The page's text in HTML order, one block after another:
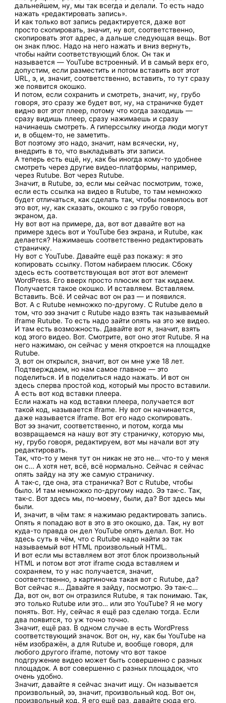
дальнейшем, ну, мы так всегда и делали. То есть надо
нажать «редактировать запись».
И как только вот запись редактируется, даже вот
просто скопировать, значит, ну вот, соответственно,
скопировать этот адрес, а дальше следующая вещь. Вот
он знак плюс. Надо на него нажать и вниз вернуть,
чтобы найти соответствующий блок. Он так и
называется — YouTube встроенный. И в самый верх его,
допустим, если разместить и потом вставить вот этот
URL, э, и, значит, соответственно, вставить, то тут сразу
же появится окошко.
И потом, если сохранить и смотреть, значит, ну, грубо
говоря, это сразу же будет вот, ну, на страничке будет
видно вот этот плеер, потому что когда заходишь —
сразу видишь плеер, сразу нажимаешь и сразу
начинаешь смотреть. А гиперссылку иногда люди могут
и, в общем-то, не заметить.
Вот поэтому это надо, значит, нам всячески, ну,
внедрить в то, что выкладывать эти записи.
А теперь есть ещё, ну, как бы иногда кому-то удобнее
смотреть через другие видео-платформы, например,
через Rutube. Вот через Rutube.
Значит, в Rutube, ээ, если мы сейчас посмотрим, тоже,
если есть ссылка на видео в Rutube, то там немножко
будет отличаться, как сделать так, чтобы появилось вот
это вот, ну, как сказать, окошко с ээ грубо говоря,
экраном, да.
Ну вот вот на примере, да, вот вот давайте вот на
примере здесь вот и YouTube без экрана, и Rutube, как
делается? Нажимаешь соответственно редактировать
страничку.
Ну вот с YouTube. Давайте ещё раз покажу: я это
копировать ссылку. Потом набираем плюсик. Сбоку
здесь есть соответствующая вот этот вот элемент
WordPress. Его вверх просто плюсик вот так кидаем.
Получается такое окошко. И вставляем. Вставляем.
Вставить. Всё. И сейчас вот он раз — и появился.
Вот. А с Rutube немножко по-другому. С Rutube дело в
том, что эээ значит с Rutube надо взять так называемый
iframe Rutube. То есть надо зайти опять на это же видео.
И там есть возможность. Давайте вот я, значит, взять
код этого видео. Вот. Смотрите, вот оно этот Rutube. Я на
него нажимаю, он сейчас у меня откроется на площадке
Rutube.
Э, вот он открылся, значит, вот он мне уже 18 лет.
Подтверждаем, но нам самое главное — это
поделиться. И в поделиться надо нажать. И вот он
здесь сперва простой код, который мы просто вставили.
А есть вот код вставки плеера.
Если нажать на код вставки плеера, получается вот
такой код, называется iframe. Ну вот он начинается,
даже называется iframe. Вот его надо скопировать.
Вот ээ значит, соответственно, и потом, когда мы
возвращаемся на нашу вот эту страничку, которую мы,
ну, грубо говоря, редактируем, вот мы начали вот эту
редактировать.
Так, что-то у меня тут он никак не это не… что-то у меня
он с… А хотя нет, всё, всё нормально. Сейчас я сейчас
опять зайду на эту же самую страничку.
А так-с, где она, эта страничка? Вот с Rutube, чтобы
было. И там немножко по-другому надо. Ээ так-с. Так,
так-с. Вот здесь мы, по-моему, были, да? Вот здесь мы
были.
И, значит, в чём там: я нажимаю редактировать запись.
Опять я попадаю вот в это в это окошко, да. Так, ну вот
куда-то правда он дел YouTube опять делал. Вот. Но
здесь суть в чём, что с Rutube надо найти ээ так
называемый вот HTML произвольный HTML.
И вот если мы вставляем вот этот блок произвольный
HTML и потом вот этот iframe сюда вставляем и
сохраняем, то у нас получается, значит,
соответственно, э картиночка такая вот с Rutube, да?
Вот сейчас я… Давайте я зайду, посмотрю. Ээ так-с…
Да, вот он, вот он отразился Rutube, я так понимаю. Так,
это только Rutube или это… или это YouTube? Я не могу
понять. Вот. Ну, сейчас я ещё раз сделаю тогда. Если
два появится, то уж точно точно.
Значит, ещё раз. В одном случае в есть WordPress
соответствующий значок. Вот он, ну, как бы YouTube на
нём изображён, а для Rutube и, вообще говоря, для
любого другого iframe, потому что вот такое
подгружение видео может быть совершенно с разных
площадок. А вот совершенно с разных площадок, что
очень удобно.
Значит, давайте я сейчас значит ищу. Он называется
произвольный, ээ, значит, произвольный код. Вот он,
произвольный код. Я его ещё раз, давайте сюда его,